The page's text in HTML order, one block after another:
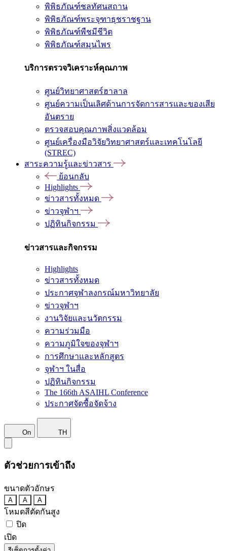
พิพิธภัณฑ์ชลทัศนสถาน
พิพิธภัณฑ์พระจุฑาธุชราชฐาน
พิพิธภัณฑ์พืชมีชีวิต
พิพิธภัณฑ์สมุนไพร
บริการตรวจวิเคราะห์คุณภาพ
ศูนย์วิทยาศาสตร์ฮาลาล
ศูนย์ความเป็นเลิศด้านการจัดการสารและของเสีย
อันตราย
ตรวจสอบคุณภาพสิ่งแวดล้อม
ศูนย์เครื่องมือวิจัยวิทยาศาสตร์และเทคโนโลยี
(STREC)
สาระความรู้และข่าวสาร
ย้อนกลับ
Highlights
ข่าวสารทั้งหมด
ข่าวจุฬาฯ
ปฏิทินกิจกรรม
ข่าวสารและกิจกรรม
Highlights
ข่าวสารทั้งหมด
ประกาศจุฬาลงกรณ์มหาวิทยาลัย
ข่าวจุฬาฯ
งานวิจัยและนวัตกรรม
ความร่วมมือ
ความภูมิใจของจุฬาฯ
การศึกษาและหลักสูตร
จุฬาฯ ในสื่อ
ปฏิทินกิจกรรม
The 166th ASAIHL Conference
ประกาศจัดซื้อจัดจ้าง
On TH
ตัวช่วยการเข้าถึง
ขนาดตัวอักษร
A A A
โหมดสีตัดกันสูง
ปิด
เปิด